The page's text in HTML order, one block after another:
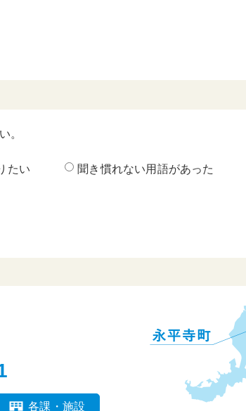
。
たい 聞き慣れない用語があった
各課・施設